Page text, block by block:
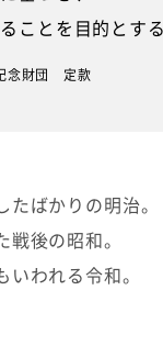
ことを目的とする
念財団 定款
ばかりの明治。
後の昭和。
われる令和。